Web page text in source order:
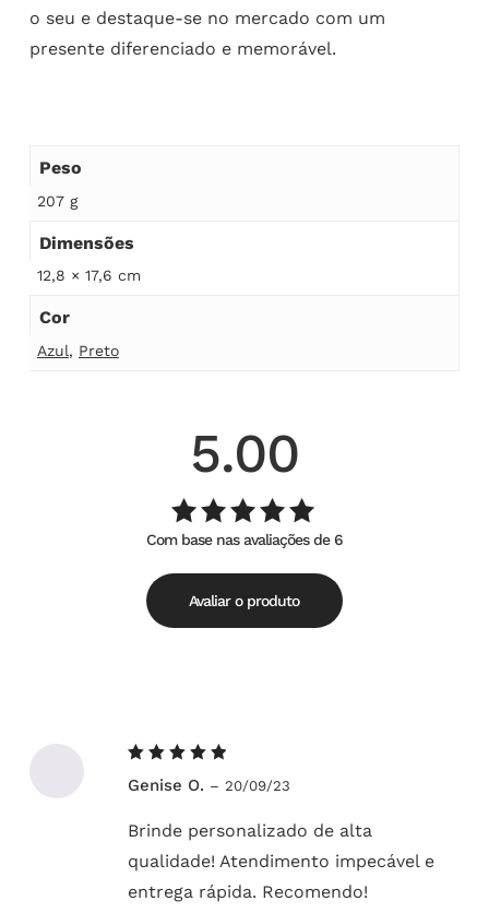
o seu e destaque-se no mercado com um
presente diferenciado e memorável.
Peso
207 g
Dimensões
12,8 × 17,6 cm
Cor
Azul, Preto
5.00
Avaliação
5.00de
5
Com base nas avaliações de 6
Avaliar o produto
5de 5
Genise O. – 20/09/23
Brinde personalizado de alta
qualidade! Atendimento impecável e
entrega rápida. Recomendo!